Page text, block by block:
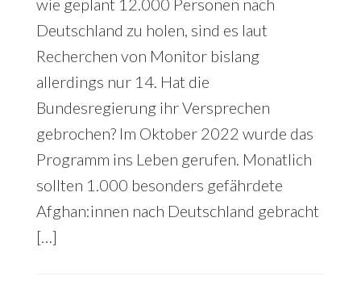
Deutschland zu holen, sind es laut
Recherchen von Monitor bislang
allerdings nur 14. Hat die
Bundesregierung ihr Versprechen
gebrochen? Im Oktober 2022 wurde das
Programm ins Leben gerufen. Monatlich
sollten 1.000 besonders gefährdete
Afghan:innen nach Deutschland gebracht
[…]